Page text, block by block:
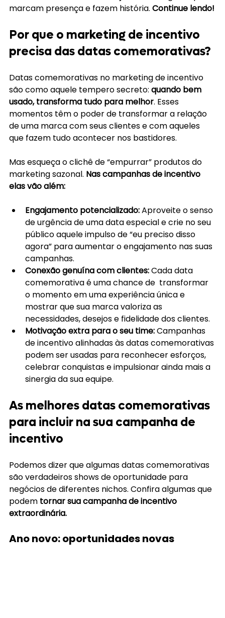
marcam presença e fazem história. Continue lendo!
Por que o marketing de incentivo
precisa das datas comemorativas?
Datas comemorativas no marketing de incentivo
são como aquele tempero secreto: quando bem
usado, transforma tudo para melhor. Esses
momentos têm o poder de transformar a relação
de uma marca com seus clientes e com aqueles
que fazem tudo acontecer nos bastidores.
Mas esqueça o clichê de “empurrar” produtos do
marketing sazonal. Nas campanhas de incentivo
elas vão além:
Engajamento potencializado: Aproveite o senso
de urgência de uma data especial e crie no seu
público aquele impulso de “eu preciso disso
agora” para aumentar o engajamento nas suas
campanhas.
Conexão genuína com clientes: Cada data
comemorativa é uma chance de  transformar
o momento em uma experiência única e
mostrar que sua marca valoriza as
necessidades, desejos e fidelidade dos clientes.
Motivação extra para o seu time: Campanhas
de incentivo alinhadas às datas comemorativas
podem ser usadas para reconhecer esforços,
celebrar conquistas e impulsionar ainda mais a
sinergia da sua equipe.
As melhores datas comemorativas
para incluir na sua campanha de
incentivo
Podemos dizer que algumas datas comemorativas
são verdadeiros shows de oportunidade para
negócios de diferentes nichos. Confira algumas que
podem tornar sua campanha de incentivo
extraordinária.
Ano novo: oportunidades novas